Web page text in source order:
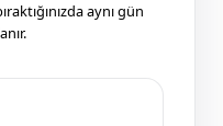
aynı gün